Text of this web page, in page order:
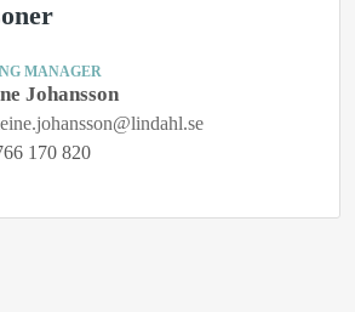
MANAGER
Johansson
170 820